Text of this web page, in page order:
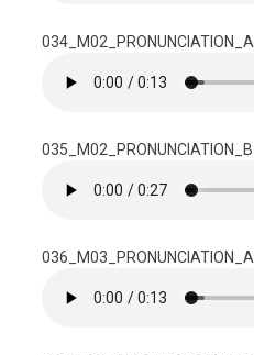
034_M02_PRONUNCIATION_A
035_M02_PRONUNCIATION_B
036_M03_PRONUNCIATION_A